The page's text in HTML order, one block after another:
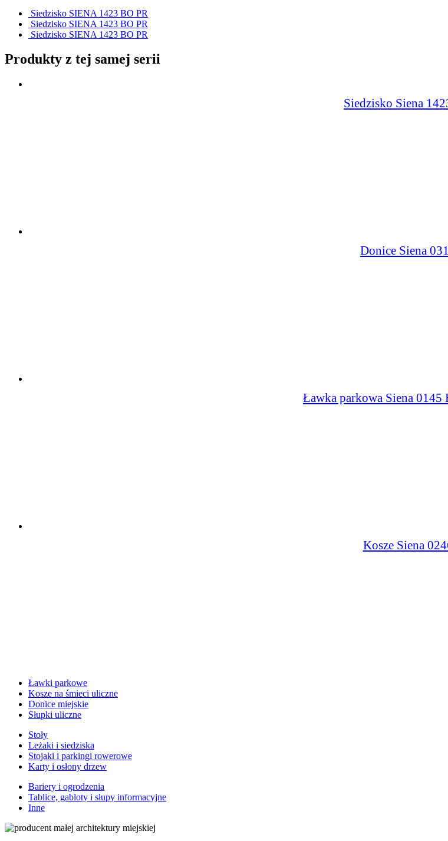
Siedzisko SIENA 1423 BO PR
Siedzisko SIENA 1423 BO PR
Siedzisko SIENA 1423 BO PR
Produkty z tej samej serii
Siedzisko Siena
Donice Siena
Ławka parkowa Siena 0145
Kosze Siena
Ławki parkowe
Kosze na śmieci uliczne
Donice miejskie
Słupki uliczne
Stoły
Leżaki i siedziska
Stojaki i parkingi rowerowe
Karty i osłony drzew
Bariery i ogrodzenia
Tablice, gabloty i słupy informacyjne
Inne